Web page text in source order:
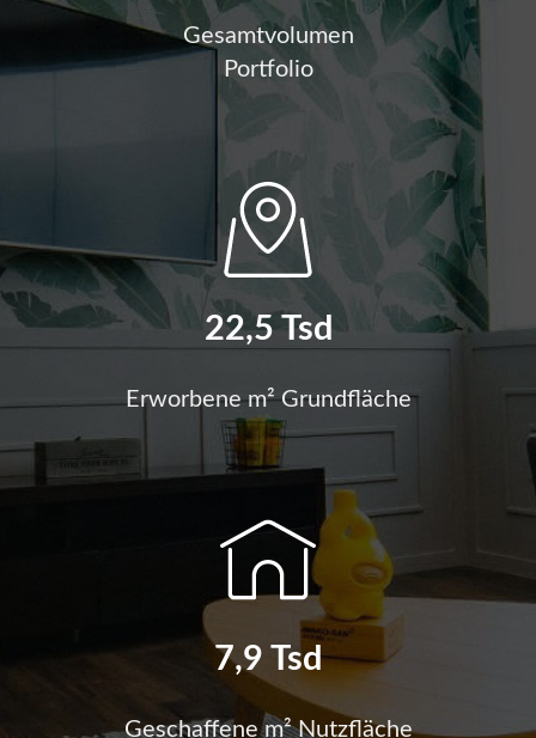
Gesamtvolumen
Portfolio
22,5 Tsd
Erworbene m² Grundfläche
7,9 Tsd
Geschaffene m² Nutzfläche